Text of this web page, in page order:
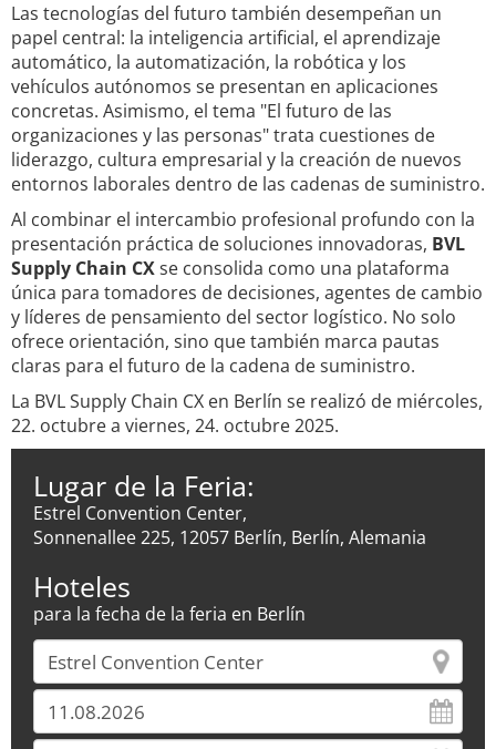
Las tecnologías del futuro también desempeñan un
papel central: la inteligencia artificial, el aprendizaje
automático, la automatización, la robótica y los
vehículos autónomos se presentan en aplicaciones
concretas. Asimismo, el tema "El futuro de las
organizaciones y las personas" trata cuestiones de
liderazgo, cultura empresarial y la creación de nuevos
entornos laborales dentro de las cadenas de suministro.
Al combinar el intercambio profesional profundo con la
presentación práctica de soluciones innovadoras, BVL
Supply Chain CXse consolida como una plataforma
única para tomadores de decisiones, agentes de cambio
y líderes de pensamiento del sector logístico. No solo
ofrece orientación, sino que también marca pautas
claras para el futuro de la cadena de suministro.
La BVL Supply Chain CX en Berlín se realizó de miércoles,
22. octubre a viernes, 24. octubre 2025.
Lugar de la Feria:
Estrel Convention Center,
Sonnenallee 225, 12057 Berlín, Berlín, Alemania
Hoteles
para la fecha de la feria en Berlín